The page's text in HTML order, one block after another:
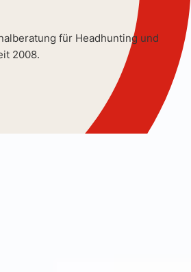
für Headhunting und
2008.